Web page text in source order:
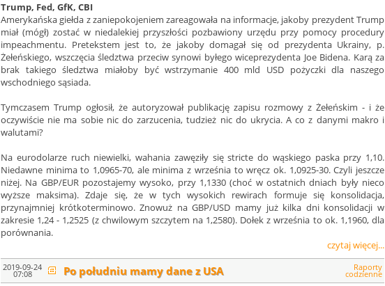
Trump, Fed, GfK, CBI
Amerykańska giełda z zaniepokojeniem zareagowała na informacje, jakoby prezydent Trump
miał (mógł) zostać w niedalekiej przyszłości pozbawiony urzędu przy pomocy procedury
impeachmentu. Pretekstem jest to, że jakoby domagał się od prezydenta Ukrainy, p.
Żełeńskiego, wszczęcia śledztwa przeciw synowi byłego wiceprezydenta Joe Bidena. Karą za
brak takiego śledztwa miałoby być wstrzymanie 400 mld USD pożyczki dla naszego
wschodniego sąsiada.
Tymczasem Trump ogłosił, że autoryzował publikację zapisu rozmowy z Żełeńskim - i że
oczywiście nie ma sobie nic do zarzucenia, tudzież nic do ukrycia. A co z danymi makro i
walutami?
Na eurodolarze ruch niewielki, wahania zawęziły się stricte do wąskiego paska przy 1,10.
Niedawne minima to 1,0965-70, ale minima z września to wręcz ok. 1,0925-30. Czyli jeszcze
niżej. Na GBP/EUR pozostajemy wysoko, przy 1,1330 (choć w ostatnich dniach były nieco
wyższe maksima). Zdaje się, że w tych wysokich rewirach formuje się konsolidacja,
przynajmniej krótkoterminowo. Znowuż na GBP/USD mamy już kilka dni konsolidacji w
zakresie 1,24 - 1,2525 (z chwilowym szczytem na 1,2580). Dołek z września to ok. 1,1960, dla
porównania.
czytaj więcej...
2019-09-24
07:08 Po południu mamy dane z USA Raporty
codzienne